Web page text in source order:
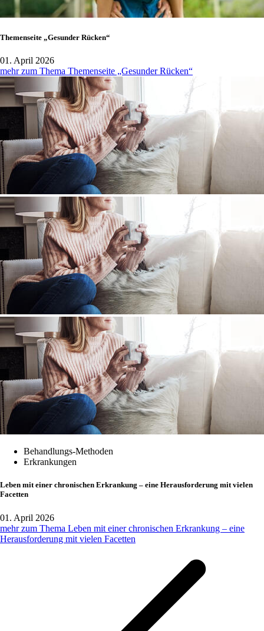
Themenseite „Gesunder Rücken“
01. April 2026
mehr zum Thema Themenseite „Gesunder Rücken“
Behandlungs-Methoden
Erkrankungen
Leben mit einer chronischen Erkrankung – eine Herausforderung mit vielen
Facetten
01. April 2026
mehr zum Thema Leben mit einer chronischen Erkrankung – eine
Herausforderung mit vielen Facetten